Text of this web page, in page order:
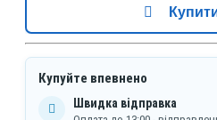
Купуйте впевнено
Швидка відправка